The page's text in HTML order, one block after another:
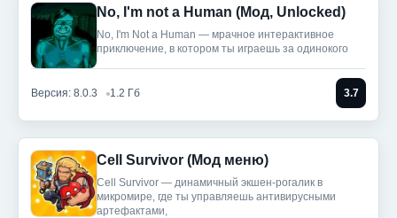
No, I'm not a Human (Мод, Unlocked)
No, I'm Not a Human — мрачное интерактивное
приключение, в котором ты играешь за одинокого
Версия: 8.0.3 1.2 Гб 3.7
Cell Survivor (Мод меню)
Cell Survivor — динамичный экшен-рогалик в
микромире, где ты управляешь антивирусными
артефактами,